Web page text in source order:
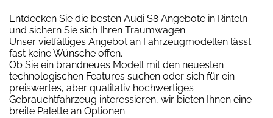
Entdecken Sie die besten Audi S8 Angebote in Rinteln
und sichern Sie sich Ihren Traumwagen.
Unser vielfältiges Angebot an Fahrzeugmodellen lässt
fast keine Wünsche offen.
Ob Sie ein brandneues Modell mit den neuesten
technologischen Features suchen oder sich für ein
preiswertes, aber qualitativ hochwertiges
Gebrauchtfahrzeug interessieren, wir bieten Ihnen eine
breite Palette an Optionen.